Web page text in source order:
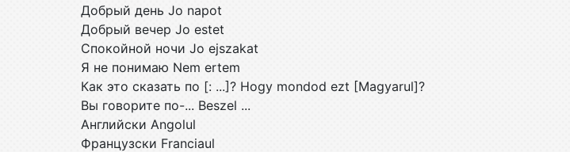
Добрый день Jo napot
Добрый вечер Jo estet
Спокойной ночи Jo ejszakat
Я не понимаю Nem ertem
Как это сказать по [: ...]? Hogy mondod ezt [Magyarul]?
Вы говорите по-... Beszel ...
Английски Angolul
Французски Franciaul